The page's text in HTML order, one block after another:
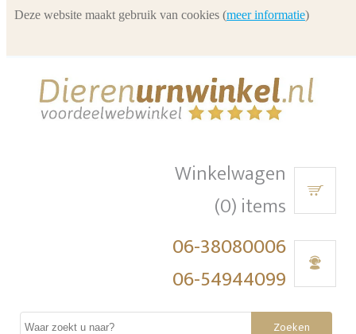
Winkelwagen
(0) items
06-38080006
06-54944099
Zoeken
Deze website maakt gebruik van cookies (meer informatie)